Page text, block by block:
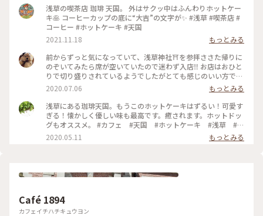
浅草の喫茶店 珈琲 天国。 外はサクッ中はふんわりホットケー
キ🥞 コーヒーカップの底に“大吉”の文字が✨ #浅草 #喫茶店 #
コーヒー #ホットケーキ #天国
2021.11.18
もっとみる
前からずっと気になっていて、浅草神社⛩を参拝ささた帰りに
のぞいてみたら席が空いていたので迷わず入店‼️ お店はおひと
りで切り盛りされているようでしたがとても感じのいい方で、
ホットケーキ🥞は昔ながらの素朴なかんじがコーヒー☕️によく
合って美味しかった😆💕
2020.07.06
もっとみる
浅草にある珈琲天国。もうこのホットケーキはずるい！可愛す
ぎる！懐かしく優しい味も最高です。癒されます。ホットドッ
グもオススメ。 #カフェ #天国 #ホットケーキ #浅草 #東
京
2020.05.11 もっとみる
Café 1894
カフェイチハチキュウヨン